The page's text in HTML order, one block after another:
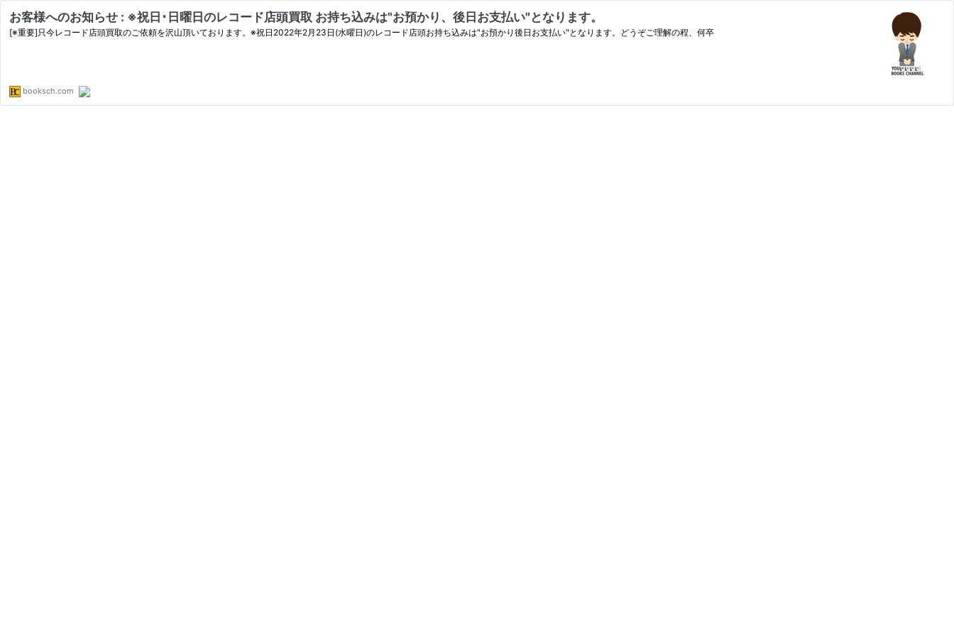
お客様へのお知らせ : ※祝日･日曜日のレコード店頭買取 お持ち込みは"お預かり、後日お支払い"となります。
[※重要]只今レコード店頭買取のご依頼を沢山頂いております。※祝日2022年2月23日(水曜日)のレコード店頭お持ち込みは"お預かり後日お支払い"となります。どうぞご理解の程、何卒
booksch.com